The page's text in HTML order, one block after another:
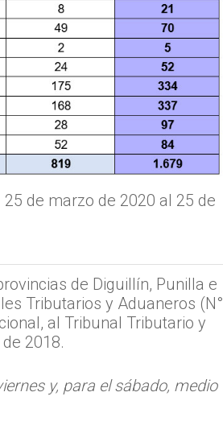
de marzo de 2020 al 25 de
de Diguillín, Punilla e
Tributarios y Aduaneros (N°
al Tribunal Tributario y
2018.
y, para el sábado, medio